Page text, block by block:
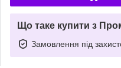
Що таке купити з
Замовлення під